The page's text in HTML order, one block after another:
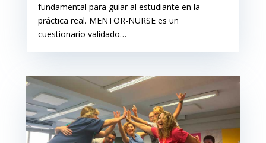
fundamental para guiar al estudiante en la
práctica real. MENTOR-NURSE es un
cuestionario validado…